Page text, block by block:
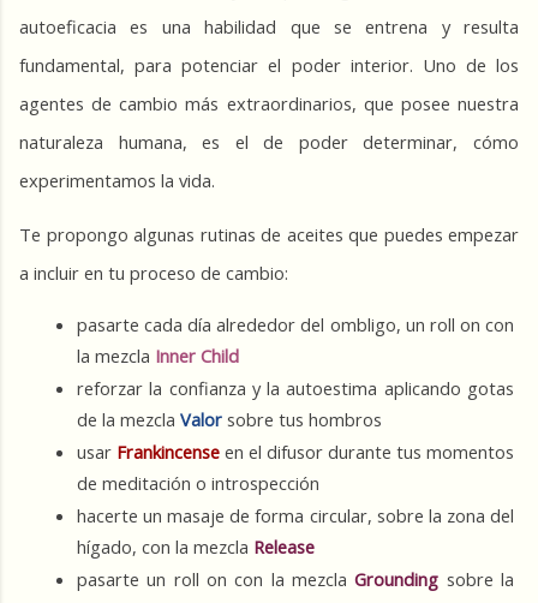
autoeficacia es una habilidad que se entrena y resulta
fundamental, para potenciar el poder interior. Uno de los
agentes de cambio más extraordinarios, que posee nuestra
naturaleza humana, es el de poder determinar, cómo
experimentamos la vida.
Te propongo algunas rutinas de aceites que puedes empezar
a incluir en tu proceso de cambio:
pasarte cada día alrededor del ombligo, un roll on con
la mezcla Inner Child
reforzar la confianza y la autoestima aplicando gotas
de la mezcla Valor sobre tus hombros
usar Frankincense en el difusor durante tus momentos
de meditación o introspección
hacerte un masaje de forma circular, sobre la zona del
hígado, con la mezcla Release
pasarte un roll on con la mezcla Grounding sobre la